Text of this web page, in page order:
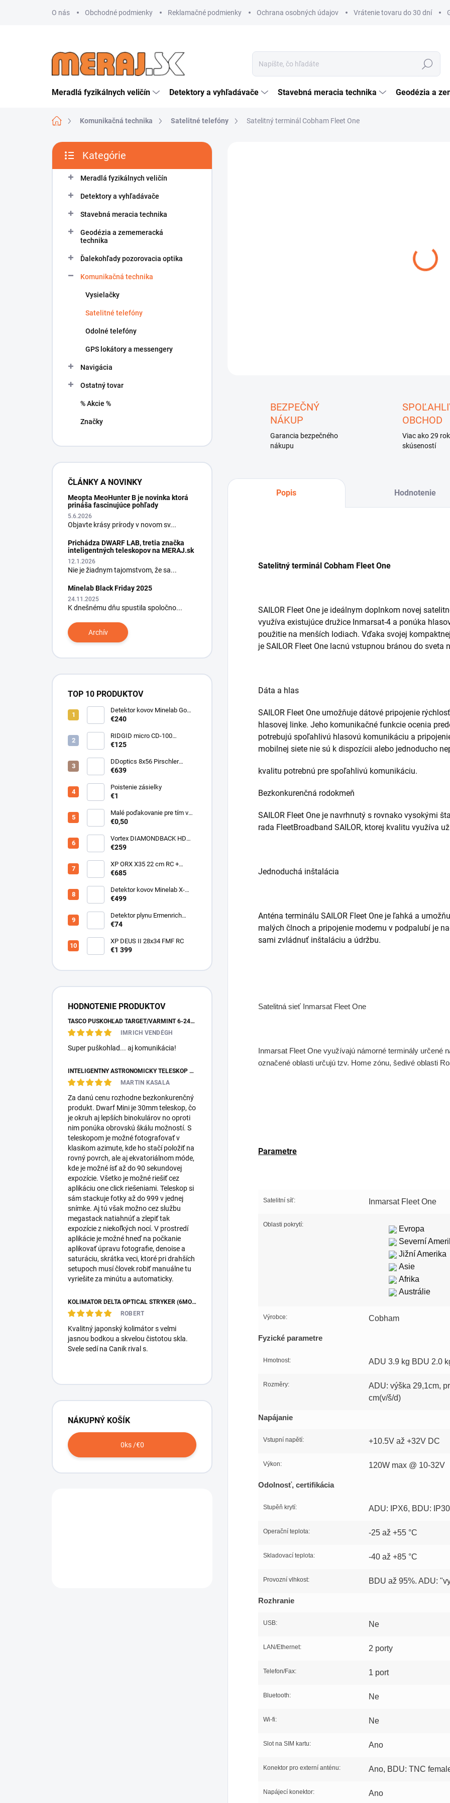
O nás Obchodné podmienky Reklamačné podmienky Ochrana osobných údajov Vrátenie tovaru do 30 dní
Hľadať
Meradlá fyzikálnych veličín Detektory a vyhľadávače Stavebná meracia technika Geodézia a
DomovKomunikačná technika Satelitné telefóny Satelitný terminál Cobham Fleet One
B
č
kategórie
Kategórie
Meradlá fyzikálnych veličín
Detektory a vyhľadávače
Stavebná meracia technika
Geodézia a zememeracká
technika
Ďalekohľady pozorovacia optika
Komunikačná technika
Vysielačky
Satelitné telefóny
Odolné telefóny
GPS lokátory a messengery
Navigácia
Ostatný tovar
% Akcie %
Značky
ČLÁNKY A NOVINKY
Meopta MeoHunter B je novinka ktorá
prináša fascinujúce pohľady
5.6.2026
Objavte krásy prírody v novom sv...
Prichádza DWARF LAB, tretia značka
inteligentných teleskopov na MERAJ.sk
12.1.2026
Nie je žiadnym tajomstvom, že sa...
Minelab Black Friday 2025
24.11.2025
K dnešnému dňu spustila spoločno...
Archív
TOP 10 PRODUKTOV
Detektor kovov Minelab Go
Find 66
€240
RIDGID micro CD-100
Detektor horľavých plynov
€125
DDoptics 8x56 Pirschler
Gen.3 Magnesium zelený
€639
Poistenie zásielky
€1
Malé poďakovanie pre tím v
sklade
€0,50
Vortex DIAMONDBACK HD
10X50
€259
XP ORX X35 22 cm RC +
bezdrôtové slúchadlá
€685
Detektor kovov Minelab X-
Terra ELITE pinpoiter set
€499
Detektor plynu Ermenrich
NG40
€74
XP DEUS II 28x34 FMF RC
€1 399
HODNOTENIE PRODUKTOV
TASCO PUŠKOHĽAD TARGET/VARMINT 6-24X42 MILDOT
IMRICH VENDÉGH
Super puškohlad... aj komunikácia!
INTELIGENTNÝ ASTRONOMICKÝ TELESKOP DWARFLAB DWARF MINI
MARTIN KASALA
Za danú cenu rozhodne bezkonkurenčný
produkt. Dwarf Mini je 30mm teleskop, čo
je okruh aj lepších binokulárov no oproti
nim ponúka obrovskú škálu možností. S
teleskopom je možné fotografovať v
klasikom azimute, kde ho stačí položiť na
rovný povrch, ale aj ekvatoriálnom móde,
kde je možné ísť až do 90 sekundovej
expozície. Všetko je možné riešiť cez
aplikáciu one click riešeniami. Teleskop si
sám stackuje fotky až do 999 v jednej
snímke. Aj tú však možno cez službu
megastack natiahnúť a zlepiť tak
expozície z niekoľkých nocí. V prostredí
aplikácie je možné hneď na počkanie
aplikovať úpravu fotografie, denoise a
saturáciu, skrátka veci, ktoré pri drahších
setupoch musí človek robiť manuálne tu
vyriešite za minútu a automaticky.
KOLIMÁTOR DELTA OPTICAL STRYKER (6MOA)
ROBERT
Kvalitný japonský kolimátor s velmi
jasnou bodkou a skvelou čistotou skla.
Svele sedí na Canik rival s.
NÁKUPNÝ KOŠÍK
0ks /€0
BEZPEČNÝ
NÁKUP
Garancia bezpečného
nákupu
OBCHOD
Viac ako 29
skúseností
Popis Hodnotenie
Satelitný terminál Cobham Fleet One
SAILOR Fleet One je ideálnym doplnkom novej
využíva existujúce družice Inmarsat-4 a ponúka
použitie na menších lodiach. Vďaka svojej
je SAILOR Fleet One lacnú vstupnou bránou do sveta
Dáta a hlas
SAILOR Fleet One umožňuje dátové pripojenie
hlasovej linke. Jeho komunikačné funkcie ocenia
potrebujú spoľahlivú hlasovú komunikáciu a
mobilnej siete nie sú k dispozícii alebo jednoducho
kvalitu potrebnú pre spoľahlivú komunikáciu.
Bezkonkurenčná rodokmeň
SAILOR Fleet One je navrhnutý s rovnako vysokými
rada FleetBroadband SAILOR, ktorej kvalitu využíva
Jednoduchá inštalácia
Anténa terminálu SAILOR Fleet One je ľahká a
malých člnoch a pripojenie modemu v podpalubí je
sami zvládnuť inštaláciu a údržbu.
Satelitná sieť Inmarsat Fleet One
Inmarsat Fleet One využívajú námorné terminály určené
označené oblasti určujú tzv. Home zónu, šedivé oblasti
Parametre
Satelitní síť: Inmarsat Fleet One
Oblasti pokrytí:
Evropa
Severní
Jižní Amerika
Asie
Afrika
Austrálie
Výrobce: Cobham
Fyzické parametre
Hmotnost: ADU 3.9 kg BDU 2.0
Rozměry:
ADU: výška 29,1cm,
cm(v/š/d)
Napájanie
Vstupní napětí: +10.5V až +32V DC
Výkon: 120W max @ 10-32V
Odolnosť, certifikácia
Stupěň krytí: ADU: IPX6, BDU: IP30
Operační teplota: -25 až +55 °C
Skladovací teplota: -40 až +85 °C
Provozní vlhkost: BDU až 95%. ADU:
Rozhranie
USB: Ne
LAN/Ethernet: 2 porty
Telefon/Fax: 1 port
Bluetooth: Ne
Wi-fi: Ne
Slot na SIM kartu: Ano
Konektor pro externí anténu: Ano, BDU: TNC
Napájecí konektor: Ano